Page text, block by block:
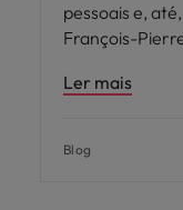
pessoais e,
François-
Ler mais
Blog